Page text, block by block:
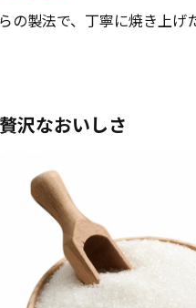
の製法で、丁寧に焼き上げ
沢なおいしさ